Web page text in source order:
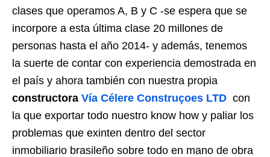
clases que operamos A, B y C -se espera que se
incorpore a esta última clase 20 millones de
personas hasta el año 2014- y además, tenemos
la suerte de contar con experiencia demostrada en
el país y ahora también con nuestra propia
constructora Vía Célere Construçoes LTD con
la que exportar todo nuestro know how y paliar los
problemas que exinten dentro del sector
inmobiliario brasileño sobre todo en mano de obra